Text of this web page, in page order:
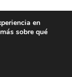
en
sobre qué